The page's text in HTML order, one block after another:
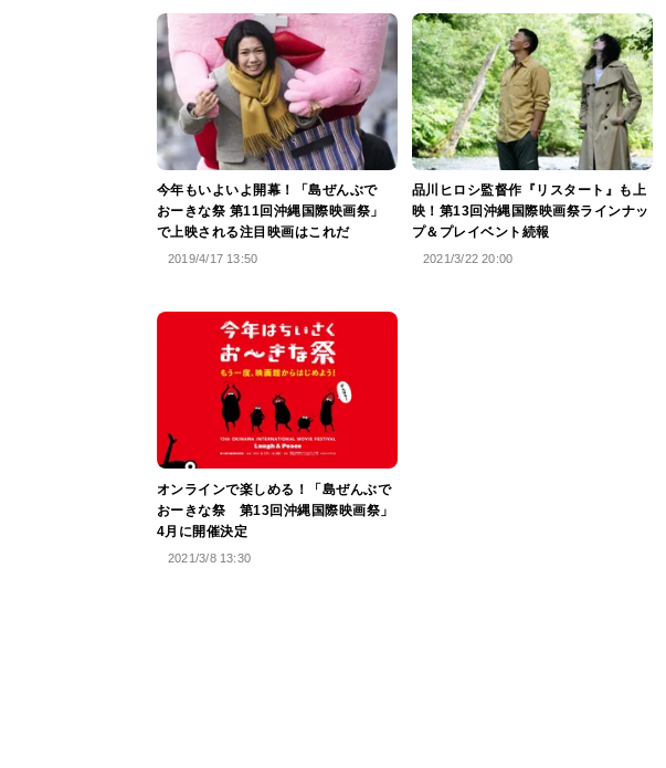
今年もいよいよ開幕！「島ぜんぶで
おーきな祭 第11回沖縄国際映画祭」
で上映される注目映画はこれだ
2019/4/17 13:50
品川ヒロシ監督作『リスタート』も上
映！第13回沖縄国際映画祭ラインナッ
プ＆プレイベント続報
2021/3/22 20:00
オンラインで楽しめる！「島ぜんぶで
おーきな祭 第13回沖縄国際映画祭」
4月に開催決定
2021/3/8 13:30